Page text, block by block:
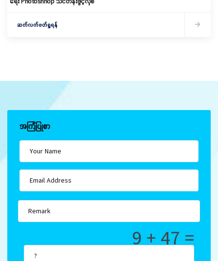
ဆက်လက်ဖတ်ရှုရန်
အကြံပြုစာ
9 + 47 =